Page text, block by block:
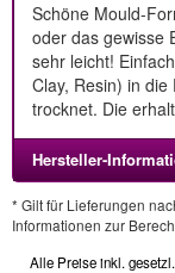
Schöne Mould-
oder das gewisse
sehr leicht!
Clay, Resin) in
trocknet. Die
Hersteller-
* Gilt für Lieferungen
Informationen zur
Alle Preise inkl.